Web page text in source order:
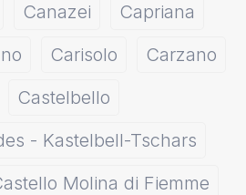
Canazei
Capriana
Carisolo
Carzano
Castelbello
- Kastelbell-Tschars
Molina di Fiemme